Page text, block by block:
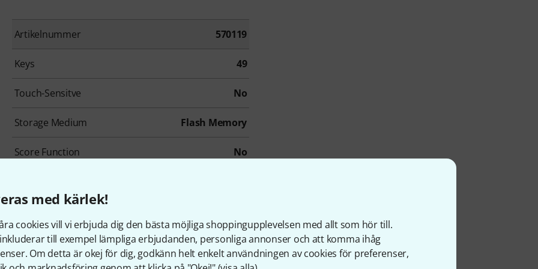
med kärlek!
cookies vill vi erbjuda dig den bästa möjliga shoppingupplevelsen med allt som hör till.
till exempel lämpliga erbjudanden, personliga annonser och att komma ihåg
Om detta är okej för dig, godkänn helt enkelt användningen av cookies för preferenser,
Artikelnummer 570119
Keys 49
Touch-Sensitve No
Storage Medium Flash Memory
Score Function No